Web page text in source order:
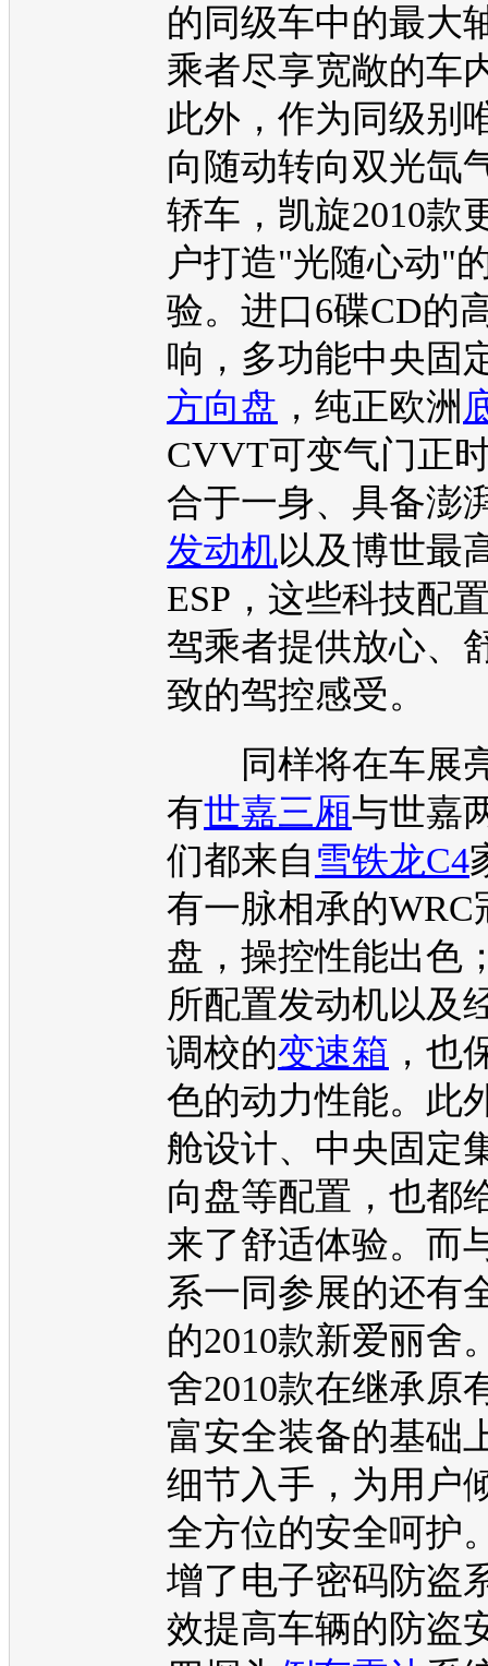
的同级车中的最大
乘者尽享宽敞的车
此外，作为同级别
向随动转向双光氙
轿车， 凯旋2010款
户打造"光随心动"
验。进口6碟CD的
响，多功能中央固
方向盘 ，纯正欧洲
CVVT可变气门正
合于一身、具备澎
发动机以及博世最
ESP，这些科技配
驾乘者提供放心、
致的驾控感受。
同样将在车展
有世嘉三厢与世嘉
们都来自 雪铁龙C4
有一脉相承的WRC
盘 ，操控性能出色
所配置发动机以及
调校的变速箱 ，也
色的动力性能。此
舱设计、中央固定
向盘等配置，也都
来了舒适体验。而
系一同参展的还有
的2010款新爱丽舍
舍2010款在继承原
富安全装备的基础
细节入手，为用户
全方位的安全呵护
增了电子密码防盗
效提高车辆的防盗